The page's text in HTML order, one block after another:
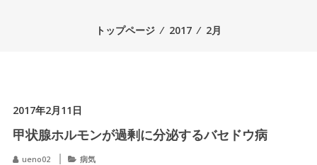
トップページ ⁄ 2017 ⁄ 2月
2017年2月11日
甲状腺ホルモンが過剰に分泌するバセドウ病
ueno02 病気